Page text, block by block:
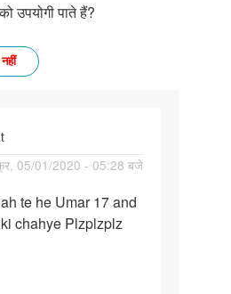
उपयोगी पाते हैं?
नहीं
05/01/2020 - 05:28 बजे
te he Umar 17 and
chahye Plzplzplz